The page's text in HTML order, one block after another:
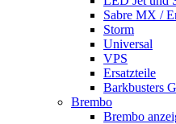
Sabre MX /
Storm
Universal
VPS
Ersatzteile
Barkbusters
Brembo
Brembo